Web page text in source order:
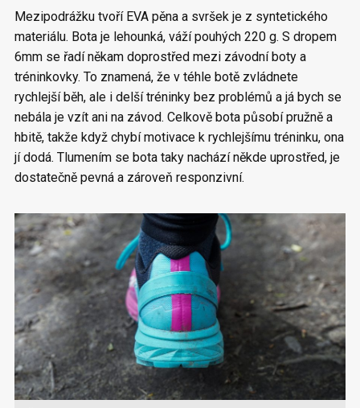
Mezipodrážku tvoří EVA pěna a svršek je z syntetického
materiálu. Bota je lehounká, váží pouhých 220 g. S dropem
6mm se řadí někam doprostřed mezi závodní boty a
tréninkovky. To znamená, že v téhle botě zvládnete
rychlejší běh, ale i delší tréninky bez problémů a já bych se
nebála je vzít ani na závod. Celkově bota působí pružně a
hbitě, takže když chybí motivace k rychlejšímu tréninku, ona
jí dodá. Tlumením se bota taky nachází někde uprostřed, je
dostatečně pevná a zároveň responzivní.